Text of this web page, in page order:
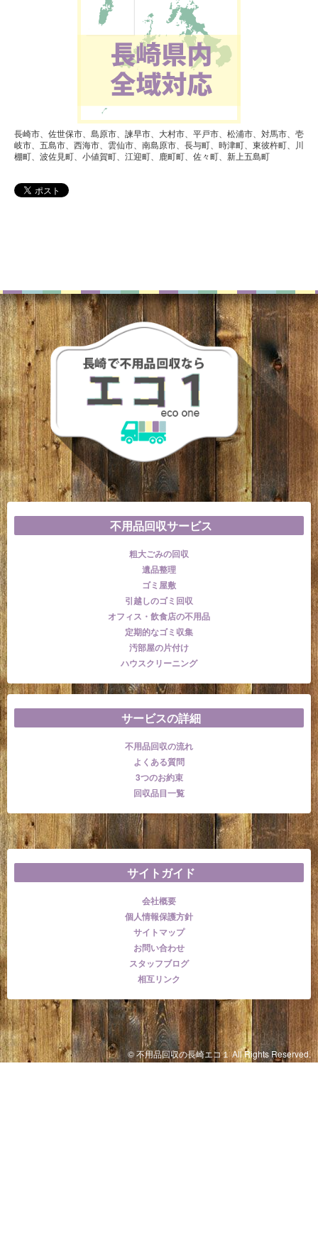
長崎市、佐世保市、島原市、諫早市、大村市、平戸市、松浦市、対馬市、壱
岐市、五島市、西海市、雲仙市、南島原市、長与町、時津町、東彼杵町、川
棚町、波佐見町、小値賀町、江迎町、鹿町町、佐々町、新上五島町
不用品回収サービス
粗大ごみの回収
遺品整理
ゴミ屋敷
引越しのゴミ回収
オフィス・飲食店の不用品
定期的なゴミ収集
汚部屋の片付け
ハウスクリーニング
サービスの詳細
不用品回収の流れ
よくある質問
3つのお約束
回収品目一覧
サイトガイド
会社概要
個人情報保護方針
サイトマップ
お問い合わせ
スタッフブログ
相互リンク
© 不用品回収の長崎エコ１ All Rights Reserved.